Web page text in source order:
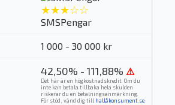
★★★☆☆
SMSPengar
1 000 - 30 000 kr
42,50% - 111,88% ⚠
Det här är en högkostnadskredit. Om du
inte kan betala tillbaka hela skulden
riskerar du en betalningsanmärkning.
För stöd, vänd dig till hallåkonsument.se.